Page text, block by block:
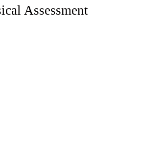
Assessment